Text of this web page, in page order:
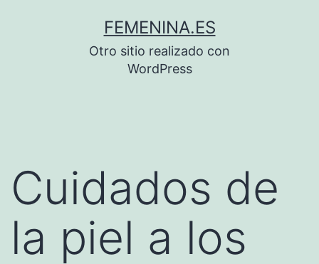
FEMENINA.ES
Otro sitio realizado con
WordPress
Cuidados de
la piel a los